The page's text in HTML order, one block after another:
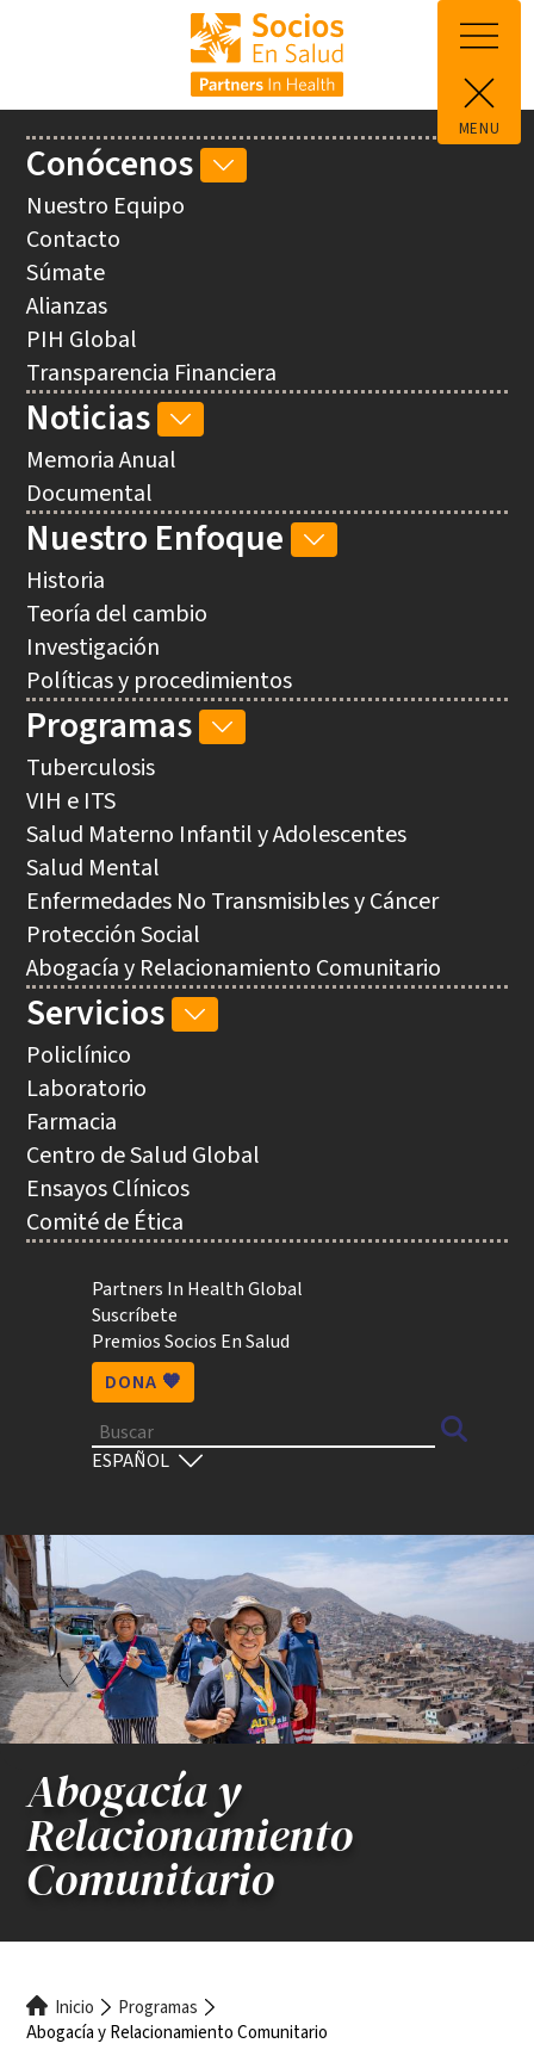
Pasar al contenido principal
MENU
Utility
Partners In Health Global
Suscríbete
Premios Socios En Salud
DONA 🧡
Buscar
Select
Main
navigation
Conócenos
CONÓCENOS
Nuestro Equipo
Contacto
Súmate
Alianzas
PIH Global
Transparencia Financiera
Noticias
NOTICIAS
Memoria Anual
Documental
Nuestro Enfoque
NUESTRO
Historia
Teoría del cambio
Investigación
Políticas y procedimientos
Programas
PROGRAMAS
Tuberculosis
VIH e ITS
Salud Materno Infantil y Adolescentes
Salud Mental
Enfermedades No Transmisibles y Cáncer
Protección Social
Abogacía y Relacionamiento Comunitario
Servicios
SERVICIOS
Policlínico
Laboratorio
Farmacia
Centro de Salud Global
Ensayos Clínicos
Comité de Ética
Abogacía y
Relacionamiento
Comunitario
Ruta
Inicio
Programas
Abogacía y Relacionamiento Comunitario